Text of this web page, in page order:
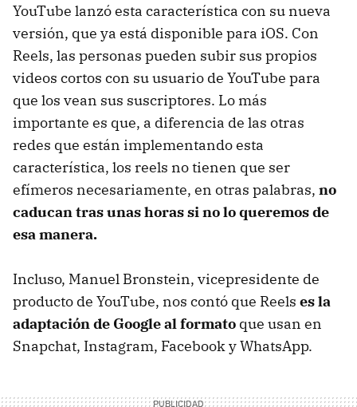
YouTube lanzó esta característica con su nueva
versión, que ya está disponible para iOS. Con
Reels, las personas pueden subir sus propios
videos cortos con su usuario de YouTube para
que los vean sus suscriptores. Lo más
importante es que, a diferencia de las otras
redes que están implementando esta
característica, los reels no tienen que ser
efímeros necesariamente, en otras palabras, no
caducan tras unas horas si no lo queremos de
esa manera.
Incluso, Manuel Bronstein, vicepresidente de
producto de YouTube, nos contó que Reels es la
adaptación de Google al formato que usan en
Snapchat, Instagram, Facebook y WhatsApp.